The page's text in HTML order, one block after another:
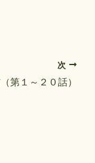
次
第１～２０話）